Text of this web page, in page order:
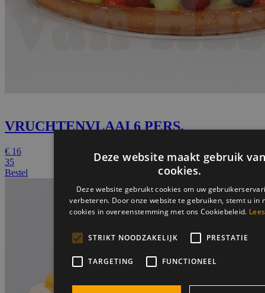
VRUCHTENVLAAI 6 PERS.
€ 16
35
Bestel